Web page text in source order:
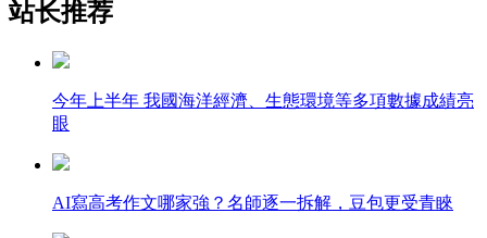
站长推荐
今年上半年 我國海洋經濟、生態環境等多項數據成績亮
眼
AI寫高考作文哪家強？名師逐一拆解，豆包更受青睞